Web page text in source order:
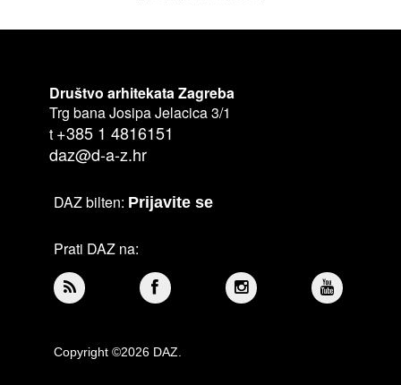
Društvo arhitekata Zagreba
Trg bana Josipa Jelacica 3/1
t +385 1 4816151
daz@d-a-z.hr
DAZ bilten: Prijavite se
Prati DAZ na:
Copyright ©2026 DAZ.